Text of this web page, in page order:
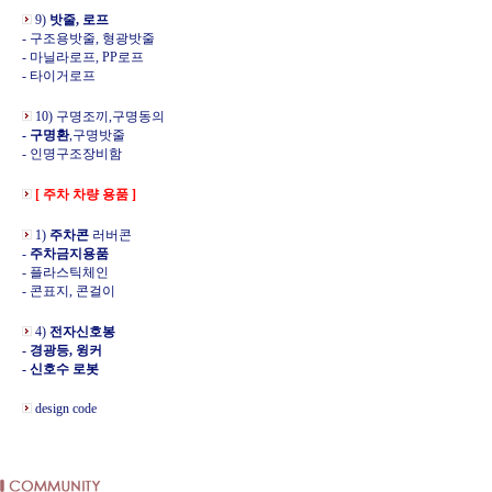
9) 밧줄, 로프
- 구조용밧줄, 형광밧줄
- 마닐라로프, PP로프
- 타이거로프
10) 구명조끼,구명동의
- 구명환,구명밧줄
- 인명구조장비함
[ 주차 차량 용품 ]
1) 주차콘 러버콘
- 주차금지용품
- 플라스틱체인
- 콘표지, 콘걸이
4) 전자신호봉
- 경광등, 윙커
- 신호수 로봇
design code